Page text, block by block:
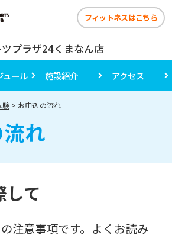
プラザ24くまなん店
フィットネスはこちら
ュール 施設紹介 アクセス
験 お申込の流れ
れ
して
注意事項です。よくお読み